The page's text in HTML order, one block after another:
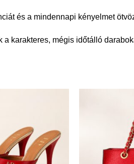
és a mindennapi kényelmet
karakteres, mégis időtálló